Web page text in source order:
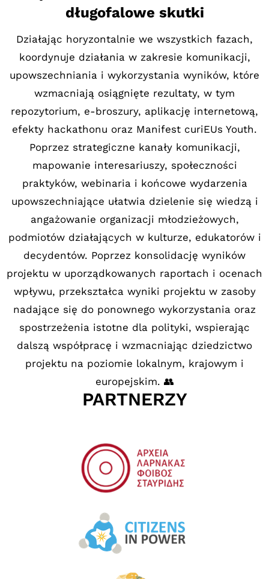
długofalowe skutki
Działając horyzontalnie we wszystkich fazach,
koordynuje działania w zakresie komunikacji,
upowszechniania i wykorzystania wyników, które
wzmacniają osiągnięte rezultaty, w tym
repozytorium, e-broszury, aplikację internetową,
efekty hackathonu oraz Manifest curiEUs Youth.
Poprzez strategiczne kanały komunikacji,
mapowanie interesariuszy, społeczności
praktyków, webinaria i końcowe wydarzenia
upowszechniające ułatwia dzielenie się wiedzą i
angażowanie organizacji młodzieżowych,
podmiotów działających w kulturze, edukatorów i
decydentów. Poprzez konsolidację wyników
projektu w uporządkowanych raportach i ocenach
wpływu, przekształca wyniki projektu w zasoby
nadające się do ponownego wykorzystania oraz
spostrzeżenia istotne dla polityki, wspierając
dalszą współpracę i wzmacniając dziedzictwo
projektu na poziomie lokalnym, krajowym i
europejskim. 👥
PARTNERZY